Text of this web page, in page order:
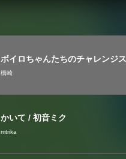
ボイロちゃんたちのチャレンジ
橋崎
かいて / 初音ミク
mtrika